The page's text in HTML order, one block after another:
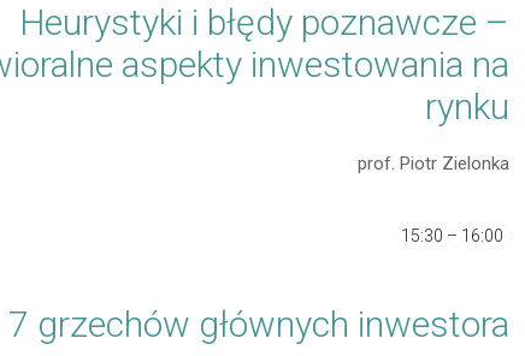
Heurystyki i błędy poznawcze –
aspekty inwestowania na
rynku
prof. Piotr Zielonka
15:30 – 16:00
7 grzechów głównych inwestora